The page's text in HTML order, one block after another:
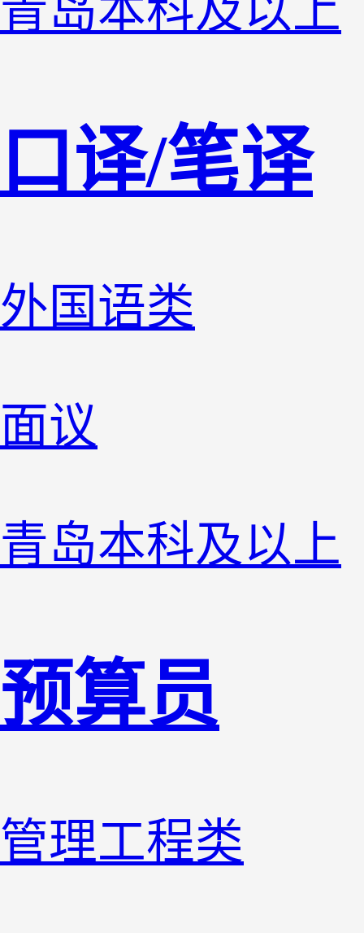
青岛本科及以上
口译/笔译
外国语类
面议
青岛本科及以上
预算员
管理工程类